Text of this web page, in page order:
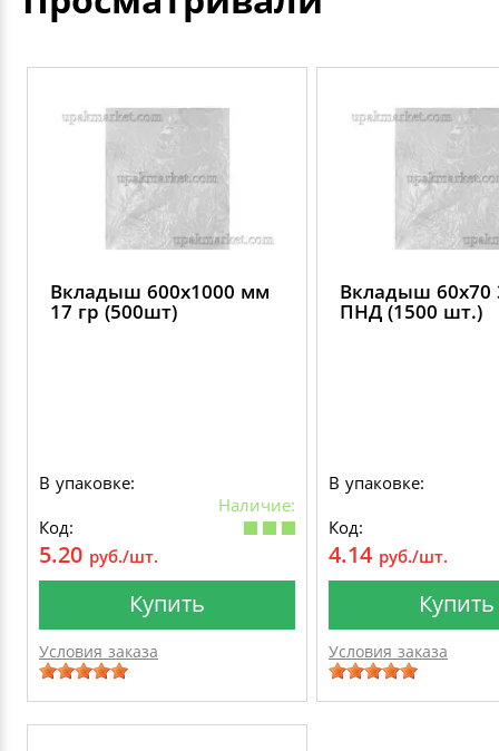
Вкладыш 600х1000 мм
17 гр (500шт)
В упаковке:
Наличие:
Код:
5.20 руб./шт.
Купить
Условия заказа
Вкладыш 60х70
ПНД (1500 шт.)
В упаковке:
Код:
4.14 руб./шт.
Купить
Условия заказа